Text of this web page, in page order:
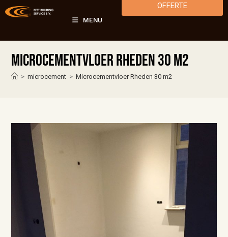
MENU
OFFERTE
Microcementvloer Rheden 30 m2
> microcement > Microcementvloer Rheden 30 m2